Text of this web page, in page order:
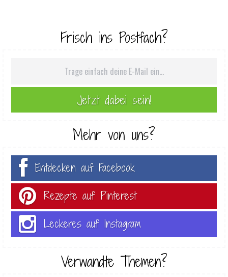
Frisch ins Postfach?
Mehr von uns?
Entdecken auf Facebook
Rezepte auf Pinterest
Leckeres auf Instagram
Verwandte Themen?